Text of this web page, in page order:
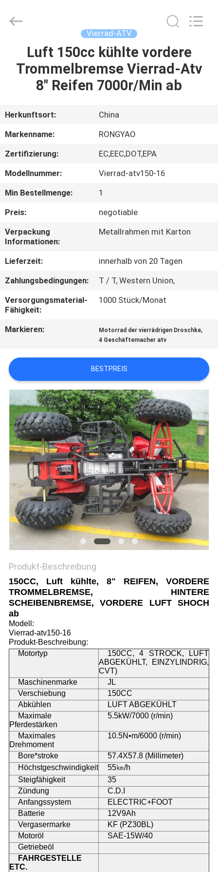
HAUS
PRODUKTE
ÜBER
UNS
FABRIK-
AUSFLUG
QUALITÄTSKONTROLLE
TRETEN
SIE
MIT
IN
VERBINDUNG
FORDERN
SIE
EIN
ZITAT
SITEMAP
DATENSCHUTZRICHTLINIE
Co.,Ltd.
Vierrad-ATV
Luft 150cc kühlte vordere
Trommelbremse Vierrad-Atv
8" Reifen 7000r/Min ab
Herkunftsort:
China
Markenname:
RONGYAO
Zertifizierung:
EC,EEC,DOT,EPA
Modellnummer:
Vierrad-atv150-16
Min Bestellmenge:
1
Preis:
negotiable
Verpackung
Informationen:
Metallrahmen mit Karton
Lieferzeit:
innerhalb von 20 Tagen
Zahlungsbedingungen:
T / T, Western Union,
Versorgungsmaterial-
Fähigkeit:
1000 Stück/Monat
Markieren: Motorrad der vierrädrigen Droschke,
4 Geschäftemacher atv
BESTPREIS
Produkt-Beschreibung
150CC, Luft kühlte, 8" REIFEN, VORDERE
TROMMELBREMSE, HINTERE
SCHEIBENBREMSE, VORDERE LUFT SHOCH
ab
Modell:
Vierrad-atv150-16
Produkt-Beschreibung:
Motortyp
150CC, 4 STROCK, LUFT
ABGEKÜHLT, EINZYLINDRIG,
CVT)
Maschinenmarke
JL
Verschiebung
150CC
Abkühlen
LUFT ABGEKÜHLT
Maximale
Pferdestärken
5.5kW/7000 (r/min)
Maximales
Drehmoment
10.5N•m/6000 (r/min)
Bore*stroke
57.4X57.8 (Millimeter)
Höchstgeschwindigkeit
55㎞/h
Steigfähigkeit
35
Zündung
C.D.I
Anfangssystem
ELECTRIC+FOOT
Batterie
12V9Ah
Vergasermarke
KF (PZ30BL)
Motoröl
SAE-15W/40
Getriebeöl
FAHRGESTELLE
ETC.